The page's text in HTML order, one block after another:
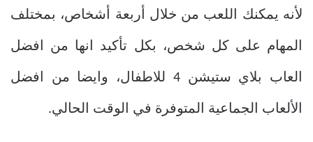
لأنه يمكنك اللعب من خلال أربعة أشخاص، بمختلف
المهام على كل شخص، بكل تأكيد انها من افضل
العاب بلاي ستيشن 4 للاطفال، وايضا من افضل
الألعاب الجماعية المتوفرة في الوقت الحالي.